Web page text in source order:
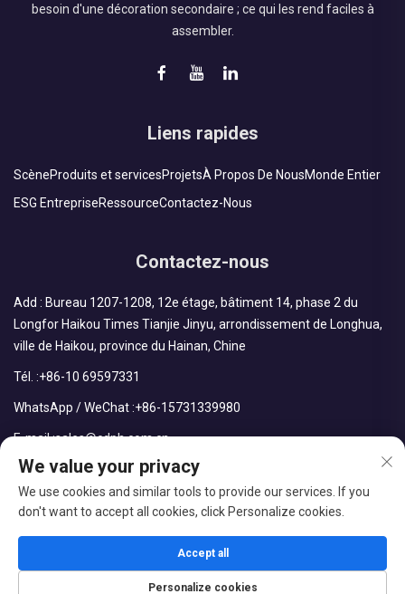
besoin d'une décoration secondaire ; ce qui les rend faciles à
assembler.
Liens rapides
ScèneProduits et servicesProjetsÀ Propos De NousMonde Entier
ESG EntrepriseRessourceContactez-Nous
Contactez-nous
Add : Bureau 1207-1208, 12e étage, bâtiment 14, phase 2 du
Longfor Haikou Times Tianjie Jinyu, arrondissement de Longhua,
ville de Haikou, province du Hainan, Chine
Tél. :+86-10 69597331
WhatsApp / WeChat :+86-15731339980
E-mail :sales@cdph.com.cn
réservés
Politique de confidentialité
We value your privacy
We use cookies and similar tools to provide our services. If you
don't want to accept all cookies, click Personalize cookies.
Personalize cookies
Accept all